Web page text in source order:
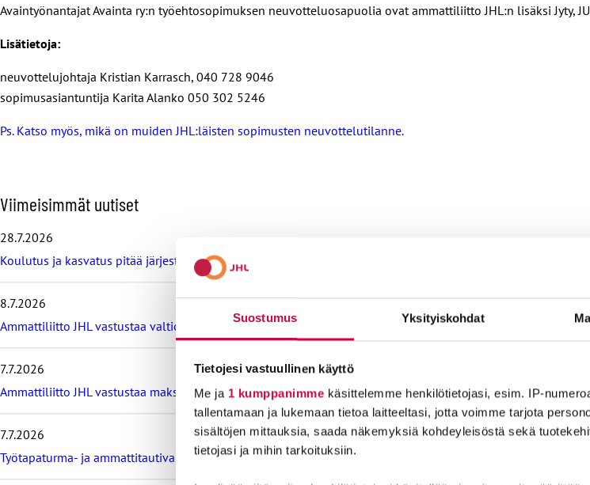
Suostumus Yksityiskohdat
Tietojesi vastuullinen käyttö
Me ja 1 kumppanimme käsittelemme henkilötietojasi, esim. IP-
tallentamaan ja lukemaan tietoa laitteeltasi, jotta voimme tarjota
sisältöjen mittauksia, saada näkemyksiä kohdeyleisöstä sekä
tietojasi ja mihin tarkoituksiin.
Avaintyönantajat Avainta ry:n työehtosopimuksen neuvotteluosapuolia ovat ammattiliitto JHL:n lisäksi Jyty,
Lisätietoja:
neuvottelujohtaja Kristian Karrasch, 040 728 9046
sopimusasiantuntija Karita Alanko 050 302 5246
Ps. Katso myös, mikä on muiden JHL:läisten sopimusten neuvottelutilanne.
O
h
i
t
a
i
m
s
i
ä
t
u
Viimeisimmät uutiset
28.7.2026
Koulutus ja kasvatus pitää järjestää lasten ja nuorten hyvinvoinnin ehdoilla – Ammattiliitto JHL on
8.7.2026
Ammattiliitto JHL vastustaa valtiokonttoria koskevan lain muutosta
7.7.2026
Ammattiliitto JHL vastustaa maksullisia avoimia korkeakoulututkintoja
7.7.2026
Työtapaturma- ja ammattitautivakuutus turvaa työelämässä, tiedä ainakin tämä vakuutuksesta